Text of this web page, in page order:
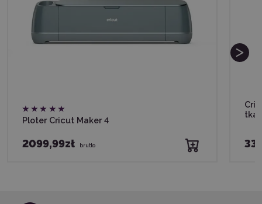
Ploter Cricut Maker 4
2099,99zł brutto